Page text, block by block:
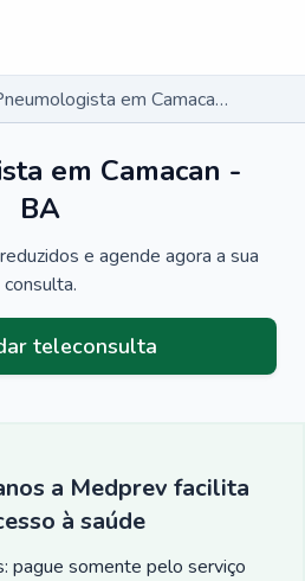
Pneumologista em Camacan - BA
em Camacan -
BA
e agende agora a sua
consulta.
teleconsulta
a Medprev facilita
à saúde
pague somente pelo serviço